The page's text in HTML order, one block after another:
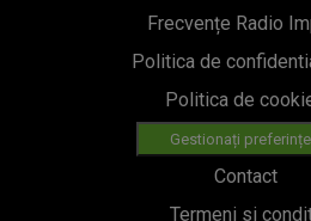
Frecvențe Radio
Politica de
Politica de
Gestionați
Contact
Termeni si